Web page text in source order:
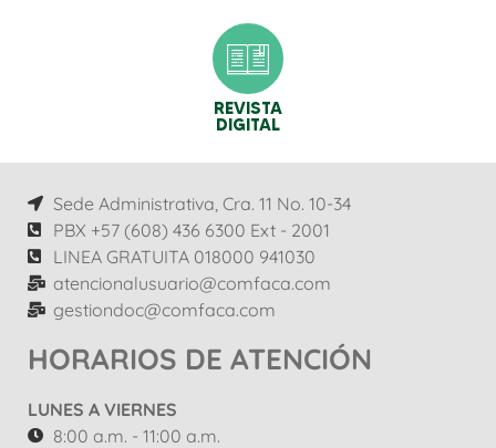
REVISTA
DIGITAL
Sede Administrativa, Cra. 11 No. 10-34
PBX +57 (608) 436 6300 Ext - 2001
LINEA GRATUITA 018000 941030
atencionalusuario@comfaca.com
gestiondoc@comfaca.com
HORARIOS DE ATENCIÓN
LUNES A VIERNES
8:00 a.m. - 11:00 a.m.